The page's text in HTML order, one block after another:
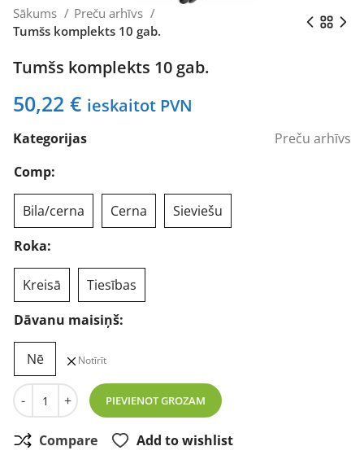
Sākums
Preču arhīvs
Tumšs komplekts 10 gab.
Tumšs komplekts 10 gab.
50,22 € ieskaitot PVN
Kategorijas
Preču arhīvs
Comp:
Bila/cerna Cerna
Sieviešu
Roka:
Kreisā
Tiesības
Dāvanu maisiņš:
Nē Notīrīt
-
Tumšs komplekts 10 gab. daudzums
+ PIEVIENOT GROZAM
Compare Add to wishlist